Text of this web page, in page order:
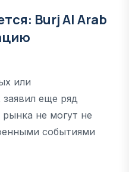
Burj Al Arab
или
еще ряд
не могут не
событиями